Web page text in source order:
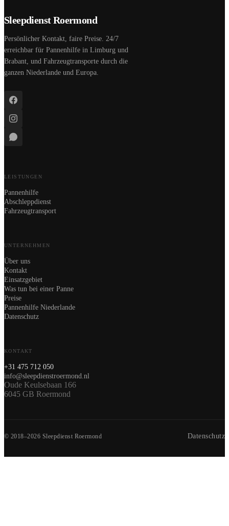
Sleepdienst Roermond
Persönlicher Kontakt, faire Preise. 24/7
erreichbar für Pannenhilfe in Limburg und
Brabant, und Fahrzeugtransporte durch die
ganzen Niederlande und Europa.
LEISTUNGEN
Pannenhilfe
Abschleppdienst
Fahrzeugtransport
UNTERNEHMEN
Über uns
Kontakt
Einsatzgebiet
Was tun bei einer Panne
Preise
Pannenhilfe Niederlande
Datenschutz
KONTAKT
+31 475 712 050
info@sleepdienstroermond.nl
Oude Keulsebaan 166
6045 GB Roermond
© 2018–2026 Sleepdienst Roermond Datenschutz